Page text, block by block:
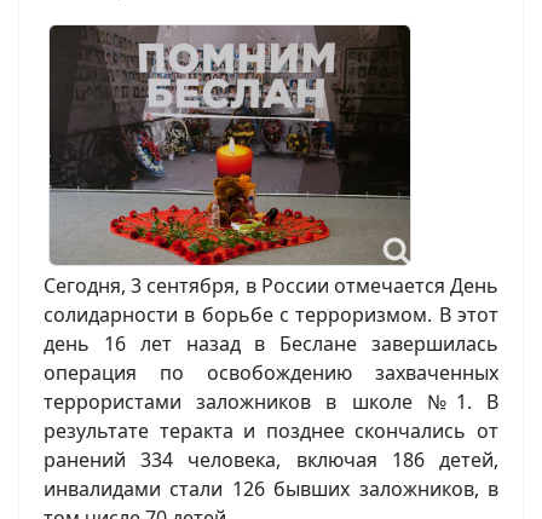
Сегодня, 3 сентября, в России отмечается День
солидарности в борьбе с терроризмом. В этот
день 16 лет назад в Беслане завершилась
операция по освобождению захваченных
террористами заложников в школе №1. В
результате теракта и позднее скончались от
ранений 334 человека, включая 186 детей,
инвалидами стали 126 бывших заложников, в